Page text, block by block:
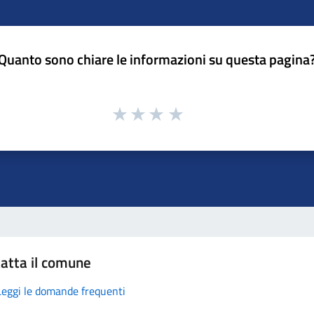
sono chiare le informazioni su questa
il comune
le domande frequenti